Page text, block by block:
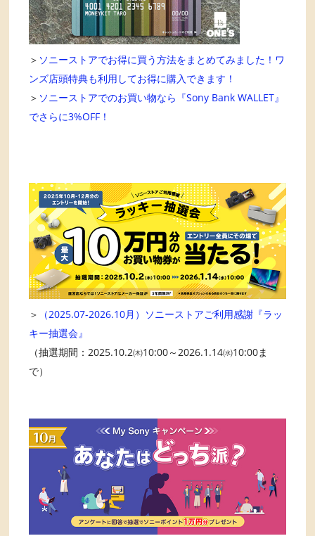
＞ ソニーストアでお得に買う方法をまとめてみました！ワ
ンズ店頭特典も利用してお得に購入できます！
＞ ソニーストアでのお買い物なら『Sony Bank WALLET』
でさらに3%OFF！
＞
（2025.07-2026.10月）ソニーストアご利用感謝『ラッ
キー抽選会』
（抽選期間：2025.10.2㈭10:00～2026.1.14㈬10:00ま
で）